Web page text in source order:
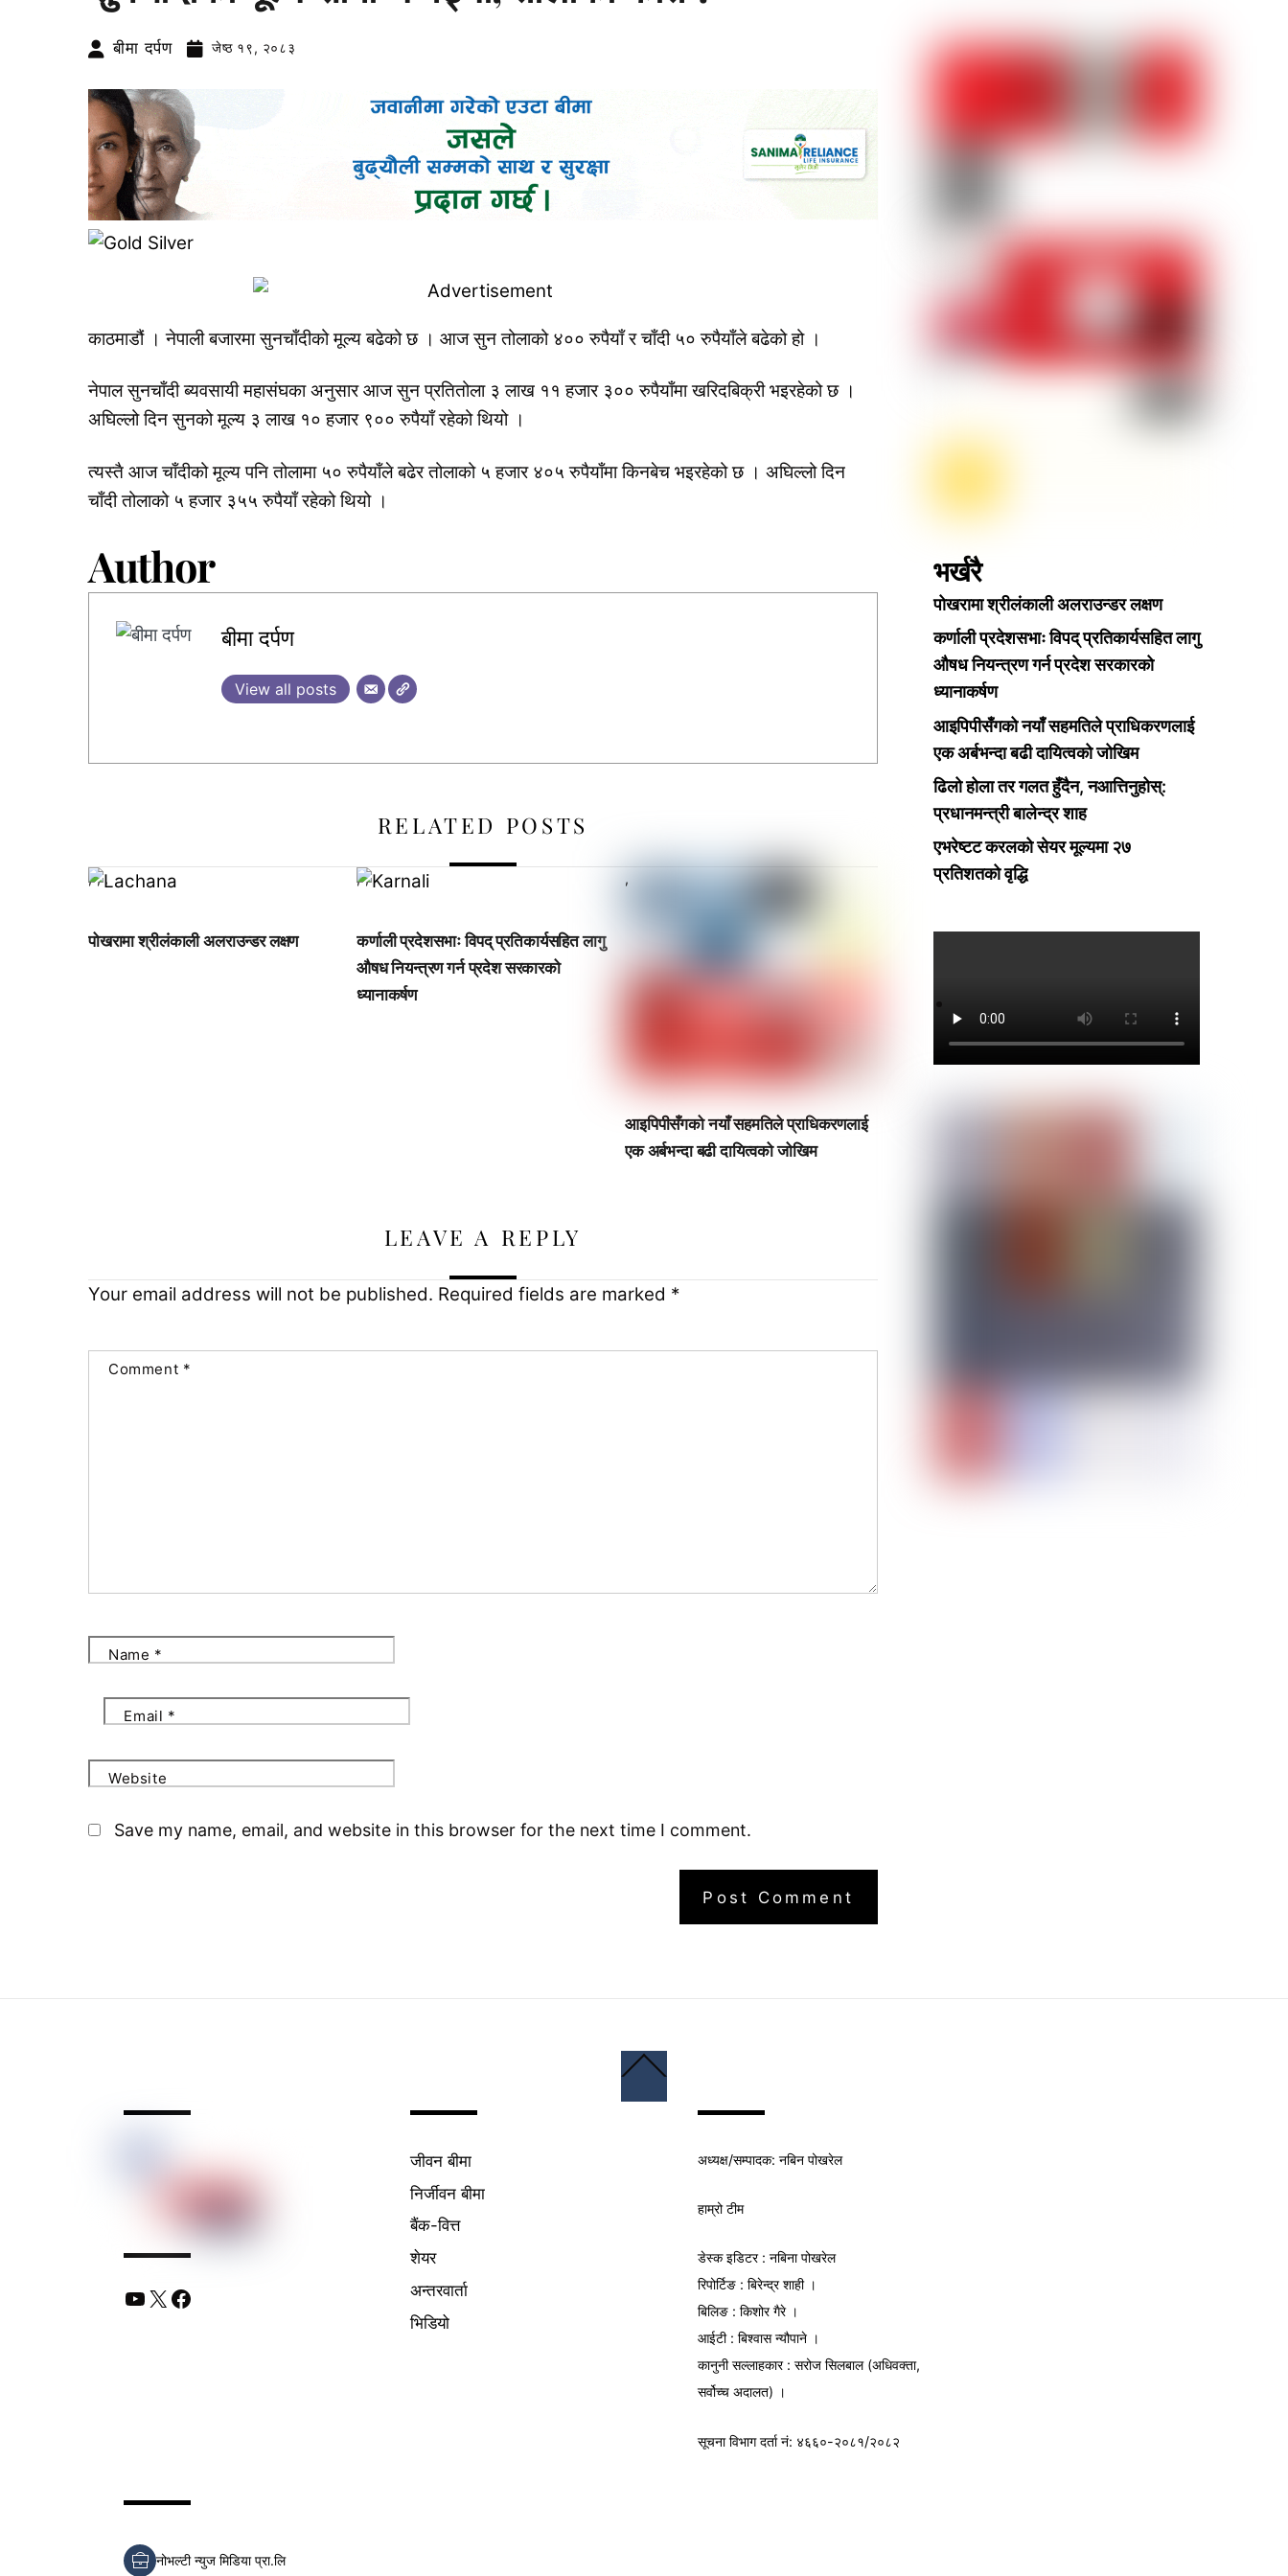
बीमा दर्पण जेष्ठ १९, २०८३
काठमाडौं । नेपाली बजारमा सुनचाँदीको मूल्य बढेको छ । आज सुन तोलाको ४०० रुपैयाँ र चाँदी ५० रुपैयाँले बढेको हो ।
नेपाल सुनचाँदी ब्यवसायी महासंघका अनुसार आज सुन प्रतितोला ३ लाख ११ हजार ३०० रुपैयाँमा खरिदबिक्री भइरहेको छ ।
अघिल्लो दिन सुनको मूल्य ३ लाख १० हजार ९०० रुपैयाँ रहेको थियो ।
त्यस्तै आज चाँदीको मूल्य पनि तोलामा ५० रुपैयाँले बढेर तोलाको ५ हजार ४०५ रुपैयाँमा किनबेच भइरहेको छ । अघिल्लो दिन
चाँदी तोलाको ५ हजार ३५५ रुपैयाँ रहेको थियो ।
Author
बीमा दर्पण
View all posts
RELATED POSTS
,,,
पोखरामा श्रीलंकाली अलराउन्डर लक्षण
,,
कर्णाली प्रदेशसभाः विपद् प्रतिकार्यसहित लागु
औषध नियन्त्रण गर्न प्रदेश सरकारको
ध्यानाकर्षण
,
आइपिपीसँगको नयाँ सहमतिले प्राधिकरणलाई
एक अर्बभन्दा बढी दायित्वको जोखिम
LEAVE A REPLY
Your email address will not be published. Required fields are marked *
Comment *
Name *
Email *
Website
Save my name, email, and website in this browser for the next time I comment.
भर्खरै
पोखरामा श्रीलंकाली अलराउन्डर लक्षण
कर्णाली प्रदेशसभाः विपद् प्रतिकार्यसहित लागु
औषध नियन्त्रण गर्न प्रदेश सरकारको
ध्यानाकर्षण
आइपिपीसँगको नयाँ सहमतिले प्राधिकरणलाई
एक अर्बभन्दा बढी दायित्वको जोखिम
ढिलो होला तर गलत हुँदैन, नआत्तिनुहोस्:
प्रधानमन्त्री बालेन्द्र शाह
एभरेष्टट करलको सेयर मूल्यमा २७
प्रतिशतको वृद्धि
To
YouTube
X Facebook
जीवन बीमा
निर्जीवन बीमा
बैंक-वित्त
शेयर
अन्तरवार्ता
भिडियो
अध्यक्ष/सम्पादक: नबिन पोखरेल
हाम्रो टीम
डेस्क इडिटर : नबिना पोखरेल
रिपोर्टिङ : बिरेन्द्र शाही ।
बिलिङ : किशोर गैरे ।
आईटी : बिश्वास न्यौपाने ।
कानुनी सल्लाहकार : सरोज सिलबाल (अधिवक्ता,
सर्वोच्च अदालत) ।
सूचना विभागदर्ता नं: ४६६०-२०८१/२०८२
नोभल्टी न्युज मिडिया प्रा.लि